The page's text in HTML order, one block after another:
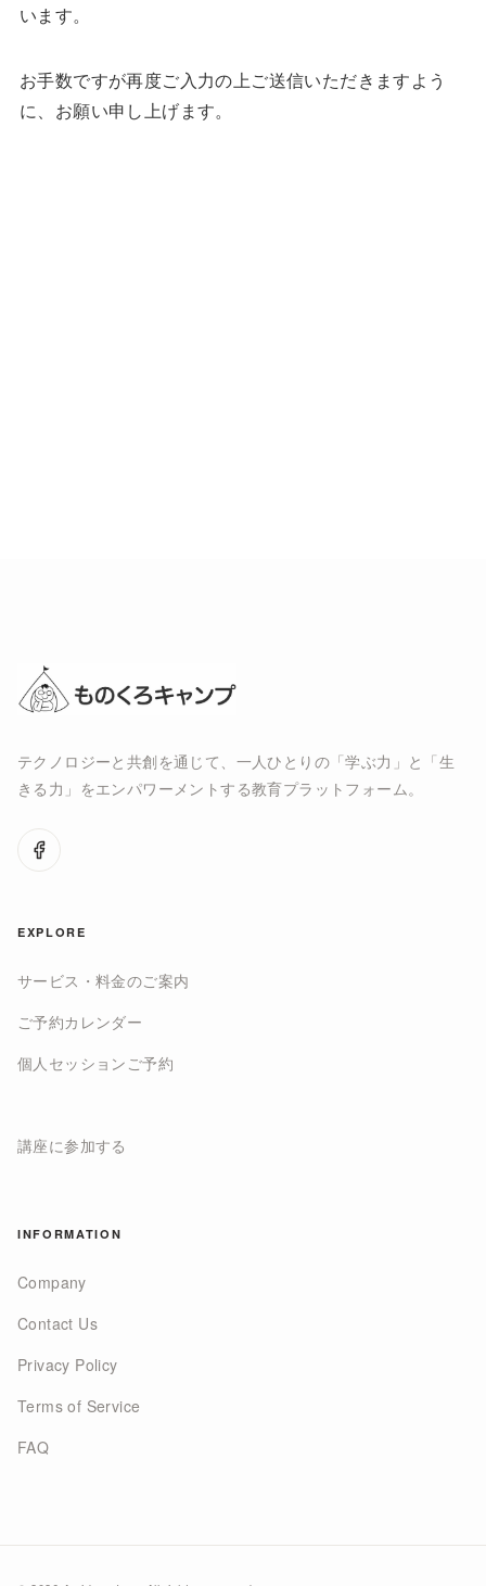
います。
お手数ですが再度ご入力の上ご送信いただきますよう
に、お願い申し上げます。
テクノロジーと共創を通じて、一人ひとりの「学ぶ力」と「生
きる力」をエンパワーメントする教育プラットフォーム。
EXPLORE
サービス・料金のご案内
ご予約カレンダー
個人セッションご予約
講座に参加する
INFORMATION
Company
Contact Us
Privacy Policy
Terms of Service
FAQ